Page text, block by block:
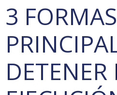
3 FORMAS
DETENER